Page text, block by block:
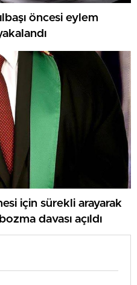
öncesi eylem
için sürekli arayarak
davası açıldı